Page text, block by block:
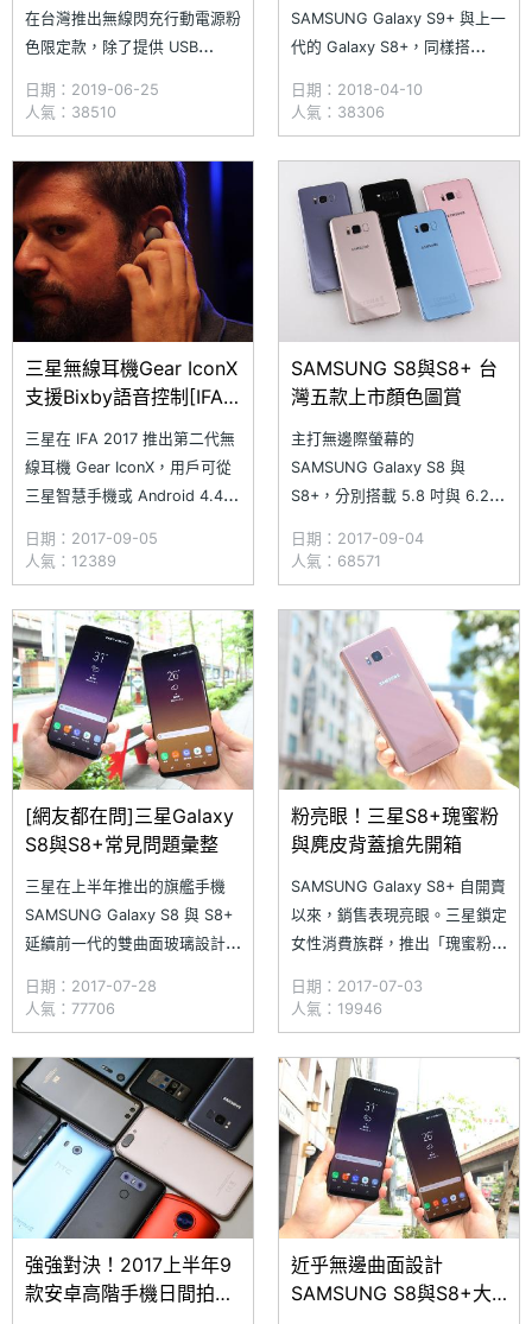
在台灣推出無線閃充行動電源粉
色限定款，除了提供 USB
Qi 無線充電為支援的裝置補給
電力，目前這款粉色行動電源只
在三星智慧館、三星體驗館獨家
販售。三星無線閃充行動電源內
建 10,000mAh 大電量，支援有
線 QC 2.0、雙向 15
日期：2019-06-25
人氣：38510
SAMSUNG Galaxy S9+ 與上一
代的 Galaxy S8+，同樣搭
幕，採用無邊際螢幕，前後覆蓋
雙曲面玻璃，並且內建
3,500mAh 電量。前後代手機
除了處理器不同外，Galaxy
S9+ 後置 1,20
日期：2018-04-10
人氣：38306
三星無線耳機Gear IconX
支援Bixby語音控制[IFA
三星在 IFA 2017 推出第二代無
線耳機 Gear IconX，用戶可從
三星智慧手機或 Android 4.4
的音樂，或以藍牙連接，在連線
或離線模式下，聆聽音
樂。 SAMSUNG Gear IconX
2018 亦支援具備 Bixby 功能的
Galaxy Note
日期：2017-09-05
人氣：12389
SAMSUNG S8與S8+ 台
灣五款上市顏色圖賞
主打無邊際螢幕的
SAMSUNG Galaxy S8 與
S8+，分別搭載 5.8 吋與 6.2
第一眼讓人感到吸睛。
SAMSUNG Galaxy S8 系列台
灣自 5 月上市至今，先後推出
過 S8「薰紫灰」、「冰胡
藍」、「流沙金」，以及 S8+
「薰紫灰」、「晶墨黑」
日期：2017-09-04
人氣：68571
[網友都在問]三星Galaxy
S8與S8+常見問題彙整
三星在上半年推出的旗艦手機
SAMSUNG Galaxy S8 與 S8+
延續前一代的雙曲面玻璃設計
比提高至 83%，同時也是首款
加入 Bixby 智慧功能的手機，
並且支援虹膜辨識、指紋解鎖、
臉部辨識等多種生物辨識技術，
開賣之後便成為台灣最熱銷的前
十款手機之一。《SOG
日期：2017-07-28
人氣：77706
粉亮眼！三星S8+瑰蜜粉
與麂皮背蓋搶先開箱
SAMSUNG Galaxy S8+ 自開賣
以來，銷售表現亮眼。三星鎖定
女性消費族群，推出「瑰蜜粉」
皮配色。此外，同步推出的還有
SAMSUNG Galaxy S8+ 專屬配
件「Alcantara 義大利麂皮背
蓋」，以高級麂皮材質製成，外
型堅固且防撞耐刮，先前針對指
定通路
日期：2017-07-03
人氣：19946
強強對決！2017上半年9
款安卓高階手機日間拍照
近乎無邊曲面設計
SAMSUNG S8與S8+大